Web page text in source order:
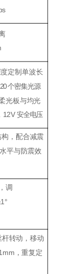
定制单波长
个密集光源
光板与均光
12V安全电压
，配合减震
平与防震效
调
转动，移动
，重复定